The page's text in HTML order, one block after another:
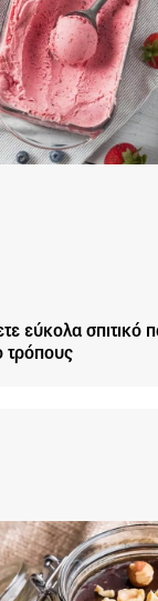
εύκολα σπιτικό
τρόπους